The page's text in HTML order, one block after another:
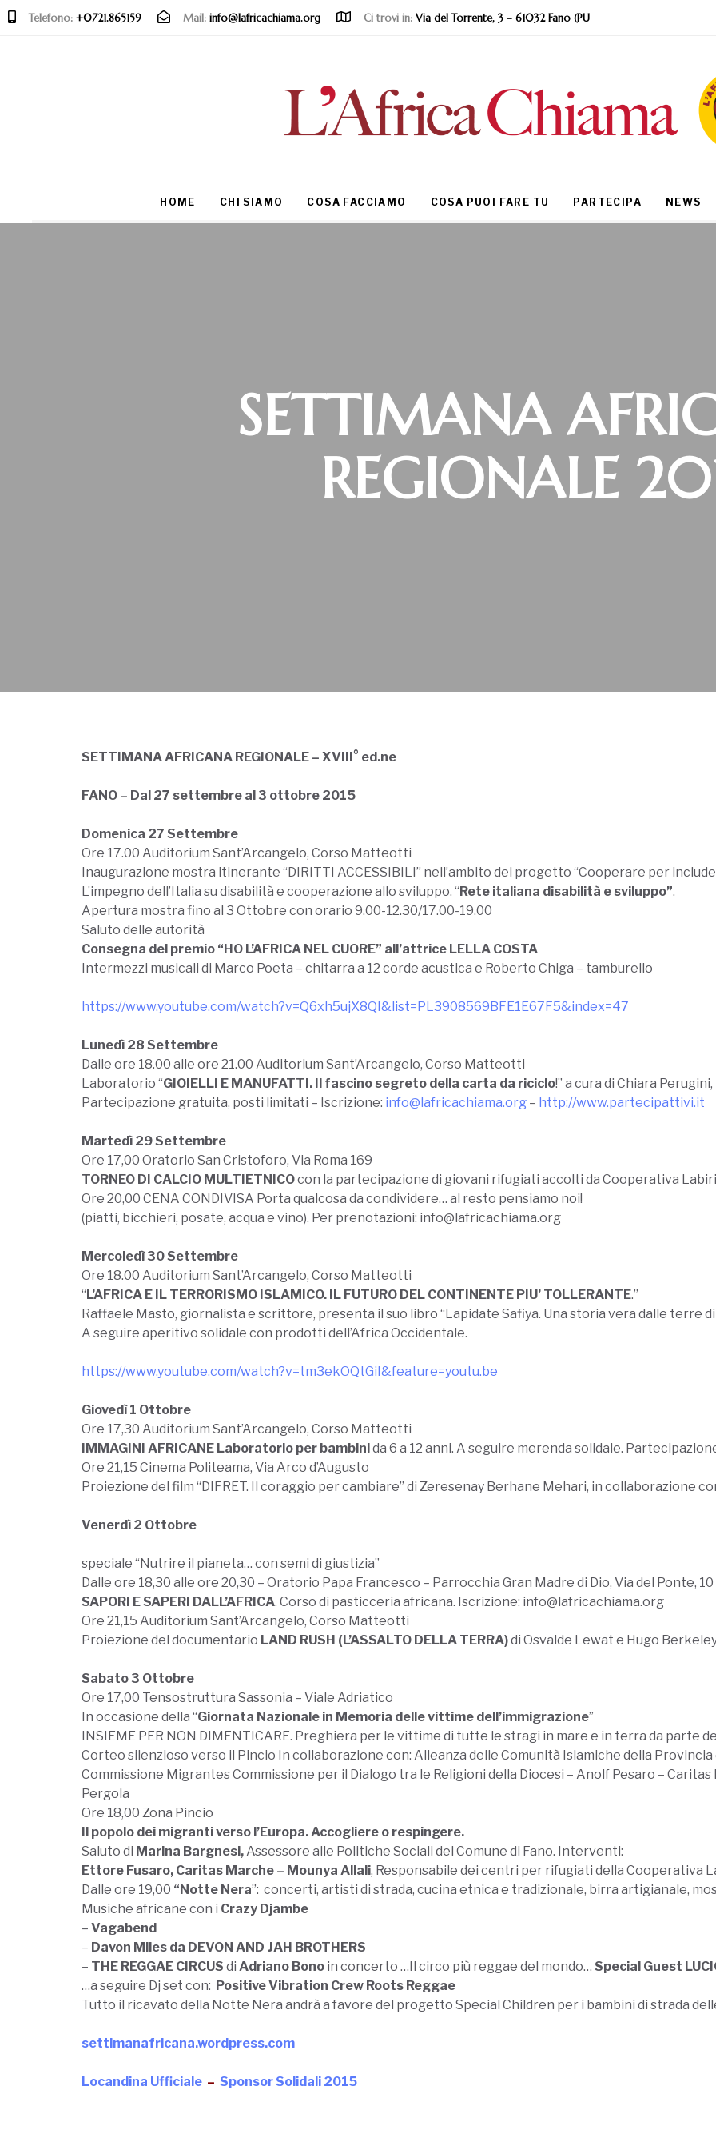
Telefono: +0721.865159 Mail: info@lafricachiama.org Ci trovi in: Via del Torrente, 3 – 61032 Fano (PU
HOME CHI SIAMO COSA FACCIAMO COSA PUOI FARE TU PARTECIPA NEWS
SETTIMANA
REGIONALE
SETTIMANA AFRICANA REGIONALE – XVIII° ed.ne
FANO – Dal 27 settembre al 3 ottobre 2015
Domenica 27 Settembre
Ore 17.00 Auditorium Sant’Arcangelo, Corso Matteotti
Inaugurazione mostra itinerante “DIRITTI ACCESSIBILI” nell’ambito del progetto “Cooperare per
L’impegno dell’Italia su disabilità e cooperazione allo sviluppo. “Rete italiana disabilità e sviluppo”.
Apertura mostra fino al 3 Ottobre con orario 9.00-12.30/17.00-19.00
Saluto delle autorità
Consegna del premio “HO L’AFRICA NEL CUORE” all’attrice LELLA COSTA
Intermezzi musicali di Marco Poeta – chitarra a 12 corde acustica e Roberto Chiga – tamburello
https://www.youtube.com/watch?v=Q6xh5ujX8QI&list=PL3908569BFE1E67F5&index=47
Lunedì 28 Settembre
Dalle ore 18.00 alle ore 21.00 Auditorium Sant’Arcangelo, Corso Matteotti
Laboratorio “GIOIELLI E MANUFATTI. Il fascino segreto della carta da riciclo!” a cura di Chiara
Partecipazione gratuita, posti limitati – Iscrizione: info@lafricachiama.org – http://www.partecipattivi.it
Martedì 29 Settembre
Ore 17,00 Oratorio San Cristoforo, Via Roma 169
TORNEO DI CALCIO MULTIETNICOcon la partecipazione di giovani rifugiati accolti da Cooperativa
Ore 20,00 CENA CONDIVISA Porta qualcosa da condividere… al resto pensiamo noi!
(piatti, bicchieri, posate, acqua e vino). Per prenotazioni: info@lafricachiama.org
Mercoledì 30 Settembre
Ore 18.00 Auditorium Sant’Arcangelo, Corso Matteotti
“L’AFRICA E IL TERRORISMO ISLAMICO. IL FUTURO DEL CONTINENTE PIU’ TOLLERANTE.”
Raffaele Masto, giornalista e scrittore, presenta il suo libro “Lapidate Safiya. Una storia vera dalle terre di
A seguire aperitivo solidale con prodotti dell’Africa Occidentale.
https://www.youtube.com/watch?v=tm3ekOQtGiI&feature=youtu.be
Giovedì 1 Ottobre
Ore 17,30 Auditorium Sant’Arcangelo, Corso Matteotti
IMMAGINI AFRICANE Laboratorio per bambinida 6 a 12 anni. A seguire merenda solidale.
Ore 21,15 Cinema Politeama, Via Arco d’Augusto
Proiezione del film “DIFRET. Il coraggio per cambiare” di Zeresenay Berhane Mehari, in collaborazione
Venerdì 2 Ottobre
speciale “Nutrire il pianeta… con semi di giustizia”
Dalle ore 18,30 alle ore 20,30 – Oratorio Papa Francesco – Parrocchia Gran Madre di Dio, Via del Ponte, 10
SAPORI E SAPERI DALL’AFRICA. Corso di pasticceria africana. Iscrizione: info@lafricachiama.org
Ore 21,15 Auditorium Sant’Arcangelo, Corso Matteotti
Proiezione del documentario LAND RUSH (L’ASSALTO DELLA TERRA)di Osvalde Lewat e Hugo
Sabato 3 Ottobre
Ore 17,00 Tensostruttura Sassonia – Viale Adriatico
In occasione della “Giornata Nazionale in Memoria delle vittime dell’immigrazione”
INSIEME PER NON DIMENTICARE. Preghiera per le vittime di tutte le stragi in mare e in terra da parte
Corteo silenzioso verso il Pincio In collaborazione con: Alleanza delle Comunità Islamiche della Provincia
Commissione Migrantes Commissione per il Dialogo tra le Religioni della Diocesi – Anolf Pesaro – Caritas
Pergola
Ore 18,00 Zona Pincio
Il popolo dei migranti verso l’Europa. Accogliere o respingere.
Saluto di Marina Bargnesi,Assessore alle Politiche Sociali del Comune di Fano. Interventi:
Ettore Fusaro, Caritas Marche – Mounya Allali, Responsabile dei centri per rifugiati della Cooperativa
Dalle ore 19,00 “Notte Nera”: concerti, artisti di strada, cucina etnica e tradizionale, birra artigianale,
Musiche africane con i Crazy Djambe
– Vagabend
– Davon Miles da DEVON AND JAH BROTHERS
– THE REGGAE CIRCUS di Adriano Bono in concerto …Il circo più reggae del mondo… Special Guest
…a seguire Dj set con: Positive Vibration Crew Roots Reggae
Tutto il ricavato della Notte Nera andrà a favore del progetto Special Children per i bambini di strada
settimanafricana.wordpress.com
Locandina Ufficiale – Sponsor Solidali 2015